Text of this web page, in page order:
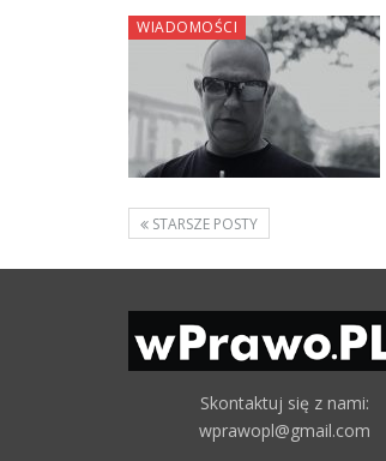
WIADOMOŚCI
STARSZE POSTY
Skontaktuj się z nami:
wprawopl@gmail.com